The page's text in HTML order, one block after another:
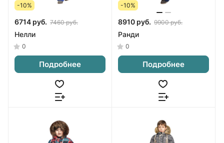
-10%
6714 руб. 7460 руб.
Нелли
0
Подробнее
-10%
8910 руб. 9900 руб.
Ранди
0
Подробнее